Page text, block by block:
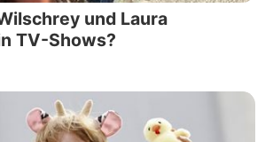
und Laura
TV-Shows?